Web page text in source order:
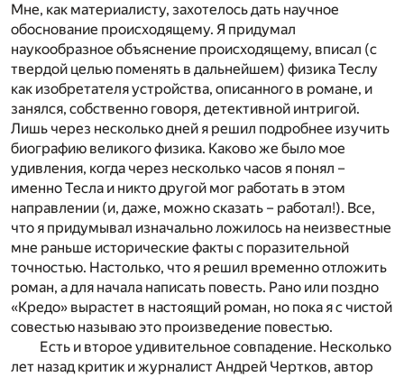
Мне, как материалисту, захотелось дать научное
обоснование происходящему. Я придумал
наукообразное объяснение происходящему, вписал (с
твердой целью поменять в дальнейшем) физика Теслу
как изобретателя устройства, описанного в романе, и
занялся, собственно говоря, детективной интригой.
Лишь через несколько дней я решил подробнее изучить
биографию великого физика. Каково же было мое
удивления, когда через несколько часов я понял –
именно Тесла и никто другой мог работать в этом
направлении (и, даже, можно сказать – работал!). Все,
что я придумывал изначально ложилось на неизвестные
мне раньше исторические факты с поразительной
точностью. Настолько, что я решил временно отложить
роман, а для начала написать повесть. Рано или поздно
«Кредо» вырастет в настоящий роман, но пока я с чистой
совестью называю это произведение повестью.
Есть и второе удивительное совпадение. Несколько
лет назад критик и журналист Андрей Чертков, автор